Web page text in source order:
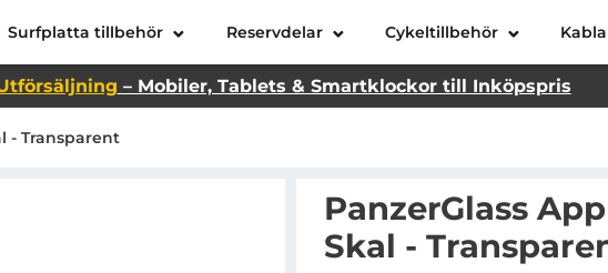
Surfplatta tillbehör Reservdelar Cykeltillbehör
– Mobiler, Tablets & Smartklockor till Inköpspris
- Transparent
PanzerGlass
Skal -